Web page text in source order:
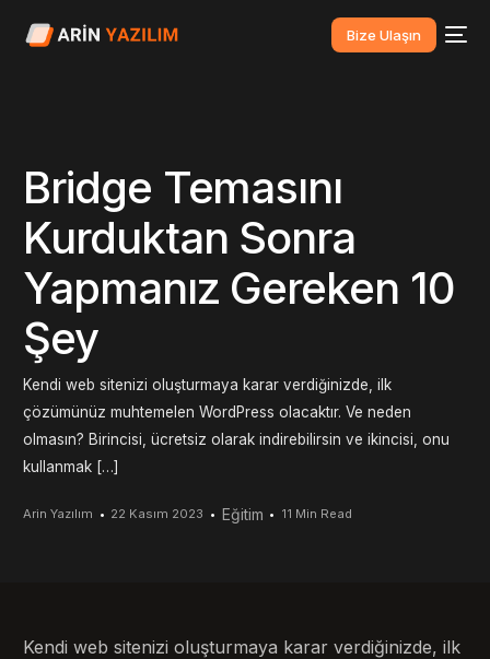
Bize Ulaşın
Bridge Temasını
Kurduktan Sonra
Yapmanız Gereken 10
Şey
Kendi web sitenizi oluşturmaya karar verdiğinizde, ilk
çözümünüz muhtemelen WordPress olacaktır. Ve neden
olmasın? Birincisi, ücretsiz olarak indirebilirsin ve ikincisi, onu
kullanmak […]
Arin Yazılım 22 Kasım 2023 Eğitim 11 Min Read
Kendi web sitenizi oluşturmaya karar verdiğinizde, ilk